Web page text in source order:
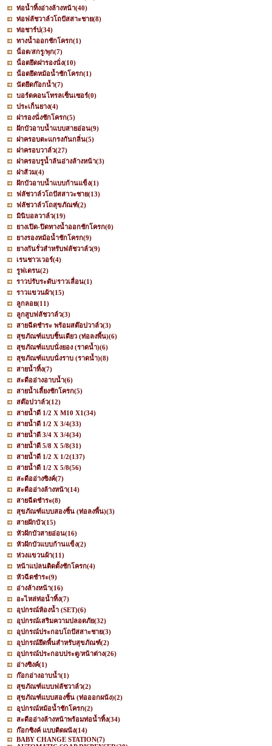
ท่อน้ำทิ้งอ่างล้างหน้า(40)
ท่อฟลัชวาล์วโถปัสสาะชาย(8)
ท่อชาร์ป(34)
ทางน้ำออกชักโครก(1)
น็อต/สกรู/พุก(7)
น็อตยึดฝารองนั่ง(10)
น็อตยึดหม้อน้ำชักโครก(1)
นัตยึดก๊อกน้ำ(7)
บอร์ดคอนโทรลเซ็นเซอร์(0)
ประเก็นยาง(4)
ฝารองนั่งชักโครก(5)
ฝักบัวอาบน้ำแบบสายอ่อน(9)
ฝาครอบตะแกรงกันกลิ่น(5)
ฝาครอบวาล์ว(27)
ฝาครอบรูน้ำล้นอ่างล้างหน้า(3)
ฝาส้วม(4)
ฝักบัวอาบน้ำแบบก้านแข็ง(1)
ฟลัชวาล์วโถปัสสาวะชาย(13)
ฟลัชวาล์วโถสุขภัณฑ์(2)
มินิบอลวาล์ว(19)
ยางเปิด-ปิดทางน้ำออกชักโครก(0)
ยางรองหม้อน้ำชักโครก(9)
ยางกันรั่วสำหรับฟลัชวาล์ว(9)
เรนชาวเวอร์(4)
รูฟเดรน(2)
ราวปรับระดับ/ราวเลื่อน(1)
ราวแขวนผ้า(15)
ลูกลอย(11)
ลูกสูบฟลัชวาล์ว(3)
สายฉีดชำระ พร้อมสต๊อปวาล์ว(3)
สุขภัณฑ์แบบชิ้นเดียว (ท่อลงพื้น)(6)
สุขภัณฑ์แบบนั่งยอง (ราดน้ำ)(6)
สุขภัณฑ์แบบนั่งราบ (ราดน้ำ)(8)
สายน้ำทิ้ง(7)
สะดืออ่างอาบน้ำ(6)
สายน้ำเลี้ยงชักโครก(5)
สต๊อปวาล์ว(12)
สายน้ำดี 1/2 X M10 X1(34)
สายน้ำดี 1/2 X 3/4(33)
สายน้ำดี 3/4 X 3/4(34)
สายน้ำดี 5/8 X 5/8(31)
สายน้ำดี 1/2 X 1/2(137)
สายน้ำดี 1/2 X 5/8(56)
สะดืออ่างซิงค์(7)
สะดืออ่างล้างหน้า(14)
สายฉีดชำระ(8)
สุขภัณฑ์แบบสองชิ้น (ท่อลงพื้น)(3)
สายฝักบัว(15)
หัวฝักบัวสายอ่อน(16)
หัวฝักบัวแบบก้านแข็ง(2)
ห่วงแขวนผ้า(11)
หน้าแปลนติดตั้งชักโครก(4)
หัวฉีดชำระ(9)
อ่างล้างหน้า(16)
อะไหล่ท่อน้ำทิ้ง(7)
อุปกรณ์ห้องน้ำ (SET)(6)
อุปกรณ์เสริมความปลอดภัย(32)
อุปกรณ์ประกอบโถปัสสาะชาย(3)
อุปกรณ์ยึดพื้นสำหรับสุขภัณฑ์(2)
อุปกรณ์ประกอบประตู/หน้าต่าง(26)
อ่างซิงค์(1)
ก๊อกอ่างอาบน้ำ(1)
สุขภัณฑ์แบบฟลัชวาล์ว(2)
สุขภัณฑ์แบบสองชิ้น (ท่อออกผนัง)(2)
อุปกรณ์หม้อน้ำชักโครก(2)
สะดืออ่างล้างหน้าพร้อมท่อน้ำทิ้ง(34)
ก๊อกซิงค์ แบบติดผนัง(14)
BABY CHANGE STATION(7)